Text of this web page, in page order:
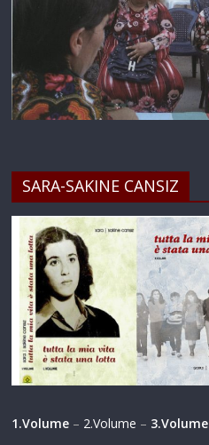
SARA-SAKINE CANSIZ
1.Volume – 2.Volume – 3.Volume